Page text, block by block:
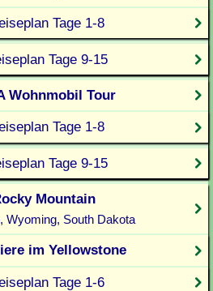
Tage 1-8
Tage 9-15
Wohnmobil Tour
Tage 1-8
Tage 9-15
Mountain
Wyoming, South Dakota
im Yellowstone
Tage 1-6